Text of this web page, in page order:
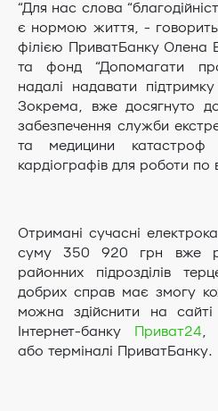
“Для нас слова
є нормою життя, -
філією ПриватБанку Олена
та фонд “Допомагати
надалі надавати
Зокрема, вже досягнуто
забезпечення служби
та медицини катастроф
кардіографів для роботи по
Отримані сучасні
суму 350 920 грн вже
районних підрозділів
добрих справ має змогу
можна здійснити на
Інтернет-банку Приват24,
або терміналі ПриватБанку.